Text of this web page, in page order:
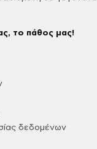
το πάθος μας!
δεδομένων